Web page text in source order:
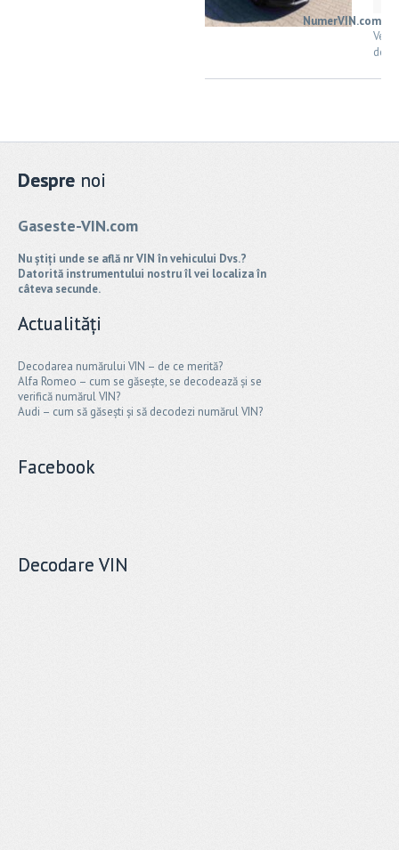
NumerVIN.com
Vezi
Despre noi
Gaseste-VIN.com
Nu știți unde se află nr VIN în vehicului Dvs.?
Datorită instrumentului nostru îl vei localiza în
câteva secunde.
Actualități
Decodarea numărului VIN – de ce merită?
Alfa Romeo – cum se găsește, se decodează și se
verifică numărul VIN?
Audi – cum să găsești și să decodezi numărul VIN?
Facebook
Decodare VIN